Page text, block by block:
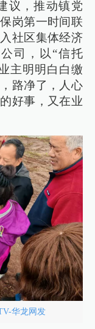
议，推动镇党
岗第一时间联
社区集体经济
司，以“信托
主明明白白缴
路净了，人心
好事，又在业
华龙网发